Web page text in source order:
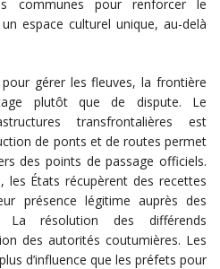
communes pour renforcer le
espace culturel unique, au-delà
gérer les fleuves, la frontière
plutôt que de dispute. Le
transfrontalières est
de ponts et de routes permet
des points de passage officiels.
les États récupèrent des recettes
présence légitime auprès des
La résolution des différends
des autorités coutumières. Les
d’influence que les préfets pour